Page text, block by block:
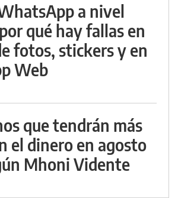
a nivel
qué hay fallas en
fotos, stickers y en
Web
que tendrán más
el dinero en agosto
Mhoni Vidente